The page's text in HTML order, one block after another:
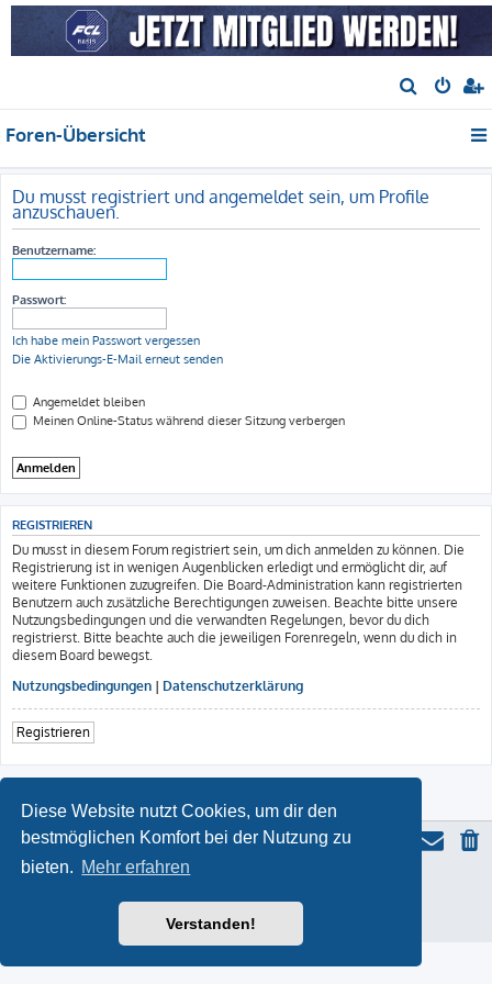
Diese Website nutzt Cookies, um dir den
bestmöglichen Komfort bei der Nutzung zu
bieten. Mehr erfahren
Verstanden!
u
h
e
Foren-Übersicht
Du musst registriert und angemeldet sein, um Profile
anzuschauen.
Benutzername:
Passwort:
Ich habe mein Passwort vergessen
Die Aktivierungs-E-Mail erneut senden
Angemeldet bleiben
Meinen Online-Status während dieser Sitzung verbergen
REGISTRIEREN
Du musst in diesem Forum registriert sein, um dich anmelden zu können. Die
Registrierung ist in wenigen Augenblicken erledigt und ermöglicht dir, auf
weitere Funktionen zuzugreifen. Die Board-Administration kann registrierten
Benutzern auch zusätzliche Berechtigungen zuweisen. Beachte bitte unsere
Nutzungsbedingungen und die verwandten Regelungen, bevor du dich
registrierst. Bitte beachte auch die jeweiligen Forenregeln, wenn du dich in
diesem Board bewegst.
Nutzungsbedingungen | Datenschutzerklärung
Registrieren
phpBB.de
Datenschutz|Nutzungsbedingungen